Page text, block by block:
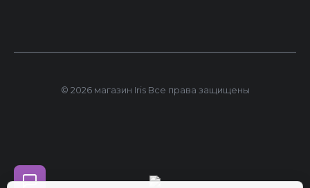
© 2026 магазин Iris Все права защищены